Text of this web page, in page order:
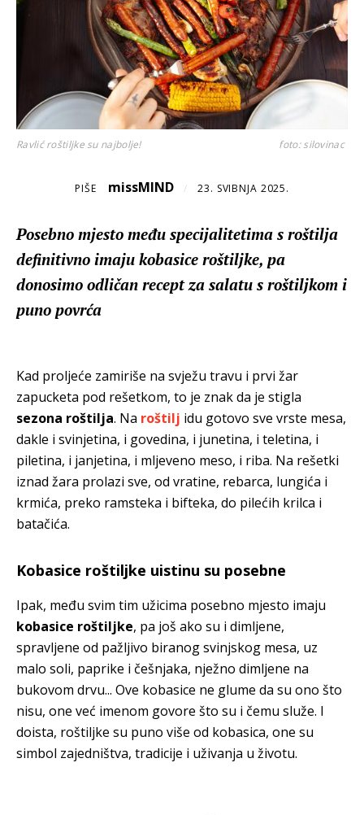
Ravlić roštiljke su najbolje! foto: silovinac
PIŠE missMIND / 23. SVIBNJA 2025.
Posebno mjesto među specijalitetima s roštilja
definitivno imaju kobasice roštiljke, pa
donosimo odličan recept za salatu s roštiljkom i
puno povrća
Kad proljeće zamiriše na svježu travu i prvi žar
zapucketa pod rešetkom, to je znak da je stigla
sezona roštilja. Na roštilj idu gotovo sve vrste mesa,
dakle i svinjetina, i govedina, i junetina, i teletina, i
piletina, i janjetina, i mljeveno meso, i riba. Na rešetki
iznad žara prolazi sve, od vratine, rebarca, lungića i
krmića, preko ramsteka i bifteka, do pilećih krilca i
batačića.
Kobasice roštiljke uistinu su posebne
Ipak, među svim tim užicima posebno mjesto imaju
kobasice roštiljke, pa još ako su i dimljene,
spravljene od pažljivo biranog svinjskog mesa, uz
malo soli, paprike i češnjaka, nježno dimljene na
bukovom drvu... Ove kobasice ne glume da su ono što
nisu, one već imenom govore što su i čemu služe. I
doista, roštiljke su puno više od kobasica, one su
simbol zajedništva, tradicije i uživanja u životu.